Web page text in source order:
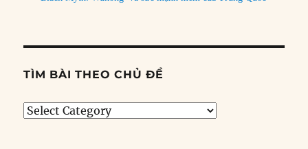
TÌM BÀI THEO CHỦ ĐỀ
Tìm